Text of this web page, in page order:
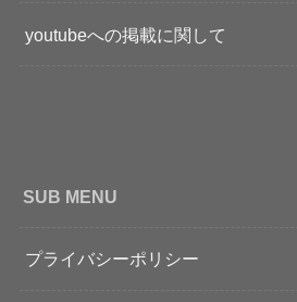
youtubeへの掲載に関して
SUB MENU
プライバシーポリシー